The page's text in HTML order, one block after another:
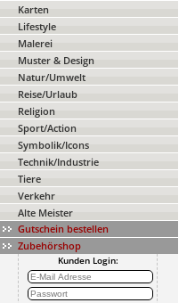
Karten
Lifestyle
Malerei
Muster & Design
Natur/Umwelt
Reise/Urlaub
Religion
Sport/Action
Symbolik/Icons
Technik/Industrie
Tiere
Verkehr
Alte Meister
Gutschein bestellen
Zubehörshop
Kunden Login: